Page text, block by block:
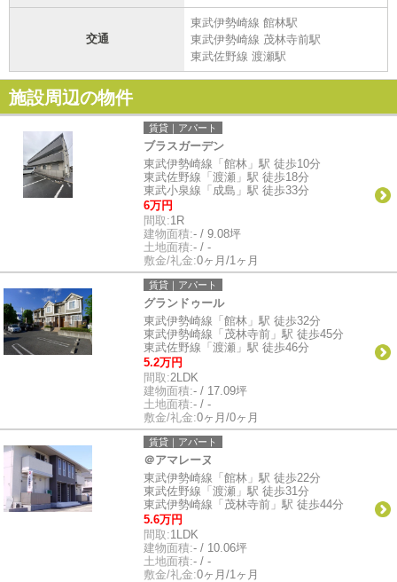
交通
東武伊勢崎線 館林駅
東武伊勢崎線 茂林寺前駅
東武佐野線 渡瀬駅
施設周辺の物件
賃貸｜アパート
ブラスガーデン
東武伊勢崎線「館林」駅 徒歩10分
東武佐野線「渡瀬」駅 徒歩18分
東武小泉線「成島」駅 徒歩33分
6万円
間取:1R
建物面積:- / 9.08坪
土地面積:- / -
敷金/礼金:0ヶ月/1ヶ月
賃貸｜アパート
グランドゥール
東武伊勢崎線「館林」駅 徒歩32分
東武伊勢崎線「茂林寺前」駅 徒歩45分
東武佐野線「渡瀬」駅 徒歩46分
5.2万円
間取:2LDK
建物面積:- / 17.09坪
土地面積:- / -
敷金/礼金:0ヶ月/0ヶ月
賃貸｜アパート
＠アマレーヌ
東武伊勢崎線「館林」駅 徒歩22分
東武佐野線「渡瀬」駅 徒歩31分
東武伊勢崎線「茂林寺前」駅 徒歩44分
5.6万円
間取:1LDK
建物面積:- / 10.06坪
土地面積:- / -
敷金/礼金:0ヶ月/1ヶ月